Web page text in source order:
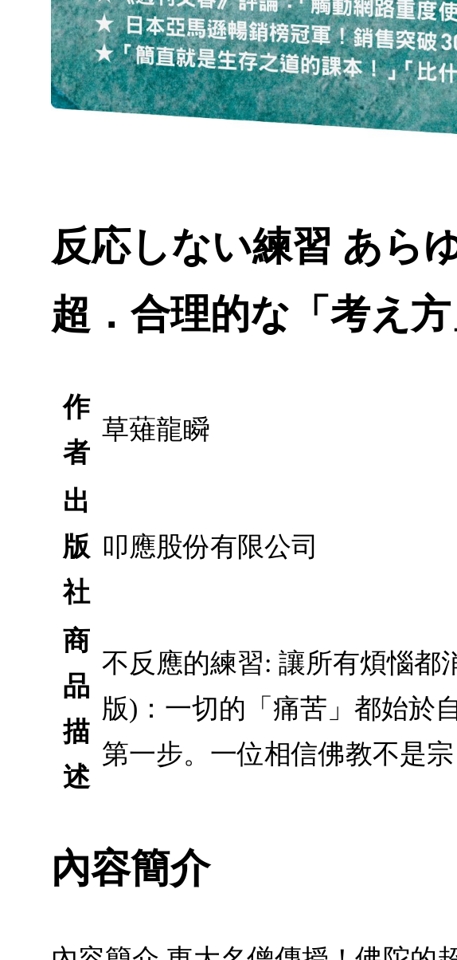
反応しない練習 あら
超．合理的な「考え方
作
者
草薙龍瞬
出
版
社
叩應股份有限公司
商
品
描
述
不反應的練習: 讓所有煩惱都
版)：一切的「痛苦」都始於
第一步。一位相信佛教不是宗
內容簡介